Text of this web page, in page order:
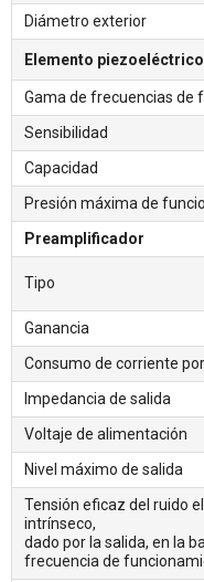
Diámetro exterior
Elemento piezoeléctrico
Gama de frecuencias de
Sensibilidad
Capacidad
Presión máxima de
Preamplificador
Tipo
Ganancia
Consumo de corriente
Impedancia de salida
Voltaje de alimentación
Nivel máximo de salida
Tensión eficaz del ruido
intrínseco,
dado por la salida, en la
frecuencia de